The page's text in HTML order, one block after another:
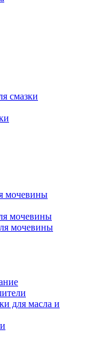
смазки
мочевины
мочевины
мочевины
для масла и